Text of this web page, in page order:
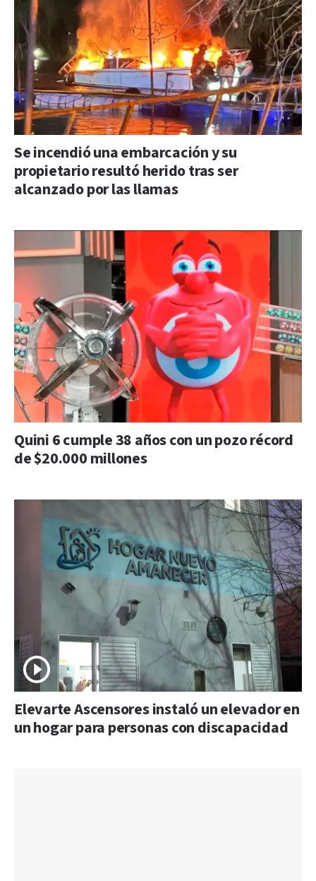
Se incendió una embarcación y su
propietario resultó herido tras ser
alcanzado por las llamas
Quini 6 cumple 38 años con un pozo récord
de $20.000 millones
Elevarte Ascensores instaló un elevador en
un hogar para personas con discapacidad